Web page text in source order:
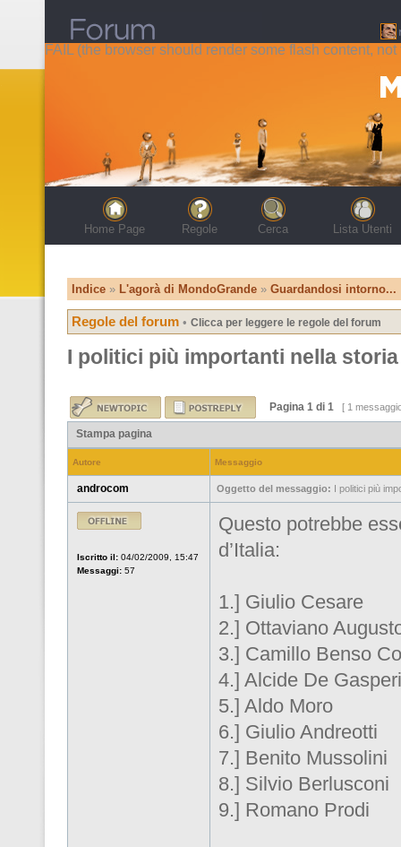
FAIL (the browser should render some flash content, not
Home Page Regole Cerca Lista Utenti
Indice » L'agorà di MondoGrande » Guardandosi intorno...
Regole del forum • Clicca per leggere le regole del forum
I politici più importanti nella storia
Pagina 1 di 1 [ 1
Stampa pagina
Autore Messaggio
androcom Oggetto del messaggio: I politici più
Iscritto il: 04/02/2009, 15:47
Messaggi: 57
Questo potrebbe
d’Italia:
1.] Giulio Cesare
2.] Ottaviano
3.] Camillo Benso
4.] Alcide De Gasperi
5.] Aldo Moro
6.] Giulio Andreotti
7.] Benito Mussolini
8.] Silvio Berlusconi
9.] Romano Prodi